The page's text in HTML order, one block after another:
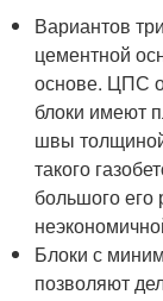
Вариантов
цементной
основе. ЦПС
блоки имеют
швы
такого
большого его
Блоки с
позволяют